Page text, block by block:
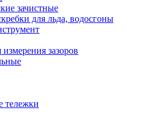
зачистные
для льда, водосгоны
зазоров
тележки